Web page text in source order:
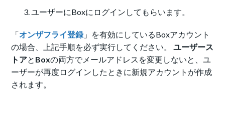
ユーザーにBoxにログインしてもらいます。
「オンザフライ登録」を有効にしているBoxアカウント
の場合、上記手順を必ず実行してください。ユーザース
トアと Boxの両方でメールアドレスを変更しないと、ユ
ーザーが再度ログインしたときに新規アカウントが作成
されます。